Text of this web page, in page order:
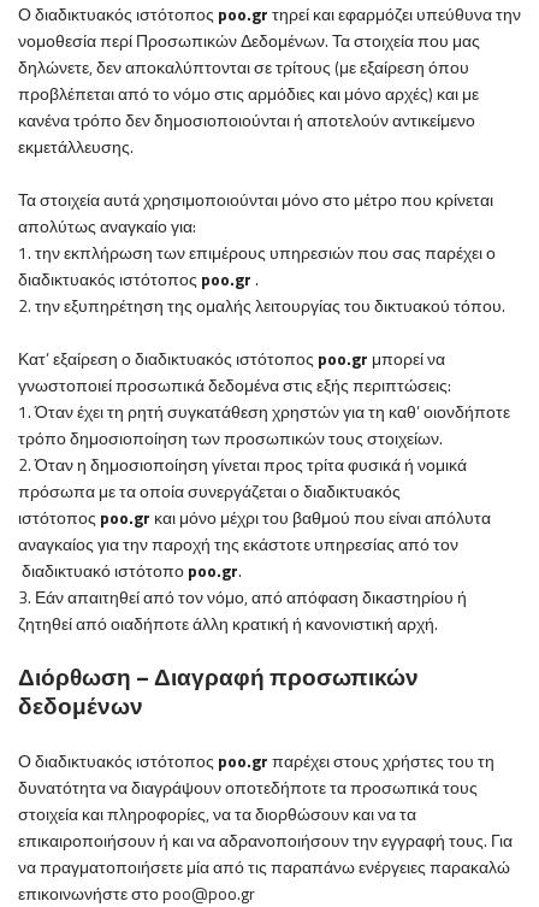
Οδιαδικτυακός ιστότοπος poo.grτηρεί και εφαρμόζει υπεύθυνα την
νομοθεσία περί Προσωπικών Δεδομένων. Τα στοιχεία που μας
δηλώνετε, δεν αποκαλύπτονται σε τρίτους (με εξαίρεση όπου
προβλέπεται από το νόμο στις αρμόδιες και μόνο αρχές) και με
κανένα τρόπο δεν δημοσιοποιούνται ή αποτελούν αντικείμενο
εκμετάλλευσης.
Τα στοιχεία αυτά χρησιμοποιούνται μόνο στο μέτρο που κρίνεται
απολύτως αναγκαίο για:
1. την εκπλήρωση των επιμέρους υπηρεσιών που σας παρέχει ο
διαδικτυακός ιστότοπος poo.gr.
2. την εξυπηρέτηση της ομαλής λειτουργίας του δικτυακού τόπου.
Κατ’ εξαίρεση οδιαδικτυακός ιστότοπος poo.gr μπορεί να
γνωστοποιεί προσωπικά δεδομένα στις εξής περιπτώσεις:
1. Όταν έχει τη ρητή συγκατάθεση χρηστών για τη καθ’ οιονδήποτε
τρόπο δημοσιοποίηση των προσωπικών τους στοιχείων.
2. Όταν η δημοσιοποίηση γίνεται προς τρίτα φυσικά ή νομικά
πρόσωπα με τα οποία συνεργάζεται οδιαδικτυακός
ιστότοπος poo.gr και μόνο μέχρι του βαθμού που είναι απόλυτα
αναγκαίος για την παροχή της εκάστοτε υπηρεσίας από τον
διαδικτυακό ιστότοποpoo.gr.
3. Εάν απαιτηθεί από τον νόμο, από απόφαση δικαστηρίου ή
ζητηθεί από οιαδήποτε άλλη κρατική ή κανονιστική αρχή.
Διόρθωση – Διαγραφή προσωπικών
δεδομένων
Οδιαδικτυακός ιστότοπος poo.grπαρέχει στους χρήστες του τη
δυνατότητα να διαγράψουν οποτεδήποτε τα προσωπικά τους
στοιχεία και πληροφορίες, να τα διορθώσουν και να τα
επικαιροποιήσουν ή και να αδρανοποιήσουν την εγγραφή τους. Για
να πραγματοποιήσετε μία από τις παραπάνω ενέργειες παρακαλώ
επικοινωνήστε στοpoo@poo.gr